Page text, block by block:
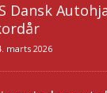
Dansk
marts 2026